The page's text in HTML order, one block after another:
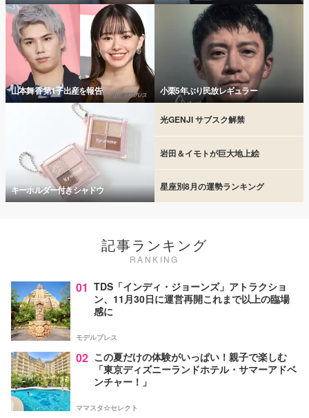
山本舞香 第1子出産を報告 小栗5年ぶり民放レギュラー
キーホルダー付きシャドウ
光GENJI サブスク解禁
岩田＆イモトが巨大地上絵
星座別8月の運勢ランキング
記事ランキング
RANKING
01 TDS「インディ・ジョーンズ」アトラクショ
ン、11月30日に運営再開これまで以上の臨場
感に
モデルプレス
02 この夏だけの体験がいっぱい！親子で楽しむ
「東京ディズニーランドホテル・サマーアドベ
ンチャー！」
ママスタ☆セレクト